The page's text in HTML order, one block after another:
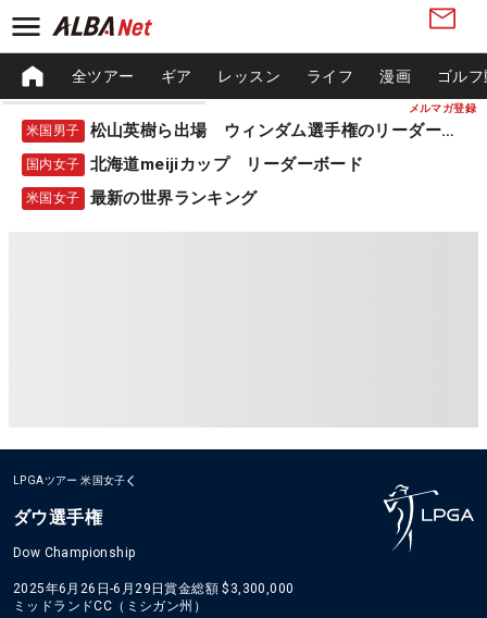
メルマガ登録
全ツアー ギア レッスン ライフ 漫画 ゴル
米国男子 松山英樹ら出場 ウィンダム選手権のリーダーボード
国内女子 北海道meijiカップ リーダーボード
米国女子 最新の世界ランキング
LPGAツアー 米国女子
ダウ選手権
Dow Championship
2025年6月26日-6月29日賞金総額 $3,300,000
ミッドランドCC（ミシガン州）